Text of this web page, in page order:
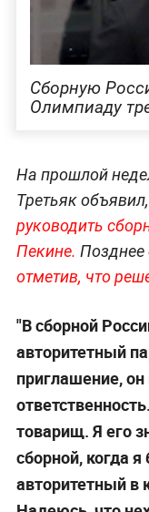
Сборную
Олимпиаду
На прошлой
Третьяк
руководить
Пекине. Позднее
отметив, что
"В сборной
авторитетный
приглашение,
товарищ. Я его
сборной, когда
авторитетный в